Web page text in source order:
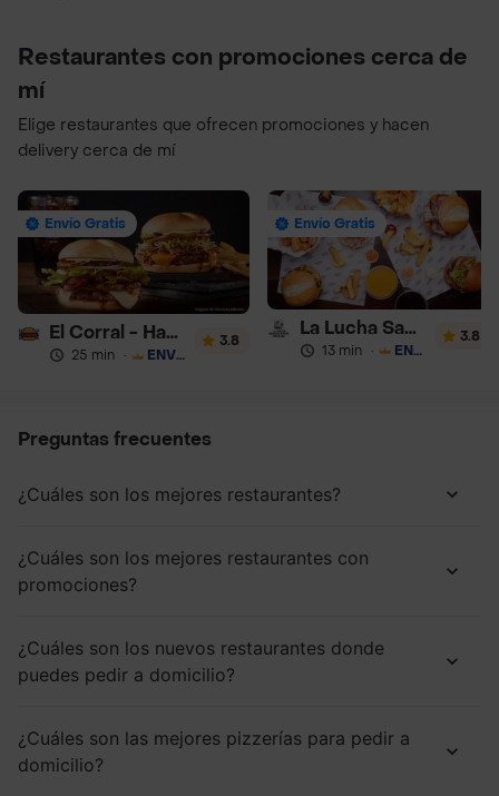
Restaurantes con promociones cerca de
mí
Elige restaurantes que ofrecen promociones y hacen
delivery cerca de mí
Envío Gratis
El Corral - Hamburguesa
25 min · ENVÍO GRATIS
3.8
Envío Gratis
La Lucha Sanguchería
13 min · ENVÍO GRATIS
3.8
Preguntas frecuentes
¿Cuáles son los mejores restaurantes?
¿Cuáles son los mejores restaurantes con
promociones?
¿Cuáles son los nuevos restaurantes donde
puedes pedir a domicilio?
¿Cuáles son las mejores pizzerías para pedir a
domicilio?